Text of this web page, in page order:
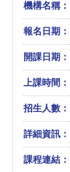
機構名稱：
報名日期：
開課日期：
上課時間：
招生人數：
詳細資訊：
課程連結：